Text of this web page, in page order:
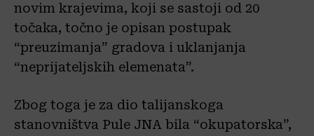
novim krajevima, koji se sastoji od 20
točaka, točno je opisan postupak
“preuzimanja” gradova i uklanjanja
“neprijateljskih elemenata”.
Zbog toga je za dio talijanskoga
stanovništva Pule JNA bila “okupatorska”,